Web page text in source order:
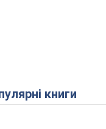
книги